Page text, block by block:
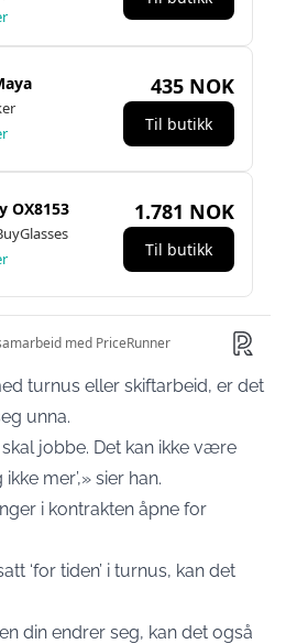
turnus eller skiftarbeid, er det
unna.
jobbe. Det kan ikke være
mer’,» sier han.
i kontrakten åpne for
‘for tiden’ i turnus, kan det
din endrer seg, kan det også